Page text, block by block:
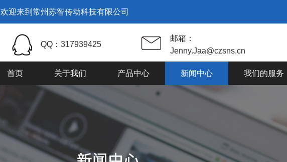
欢迎来到常州苏智传动科技有限公司
QQ： 317939425
邮箱：
Jenny.Jaa@czsns.cn
首页 关于我们 产品中心 新闻中心 我们的服务